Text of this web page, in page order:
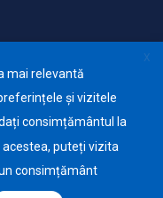
(GDPR)
urilor
X
mai relevantă
și vizitele
consimțământul la
puteți vizita
consimțământ